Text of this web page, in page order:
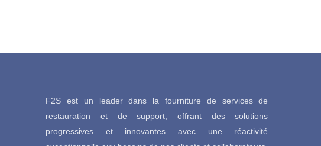
F2S est un leader dans la fourniture de services de
restauration et de support, offrant des solutions
progressives et innovantes avec une réactivité